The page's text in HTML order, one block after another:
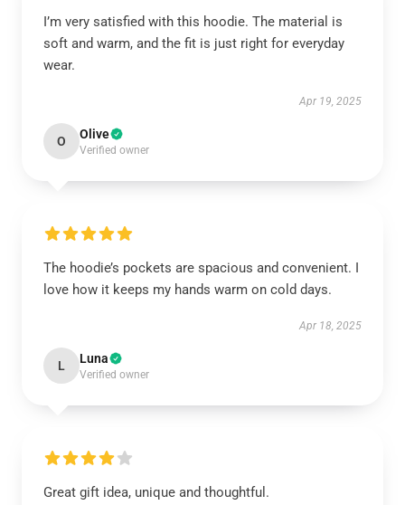
I’m very satisfied with this hoodie. The material is
soft and warm, and the fit is just right for everyday
wear.
Apr 19, 2025
O Olive
Verified owner
The hoodie’s pockets are spacious and convenient. I
love how it keeps my hands warm on cold days.
Apr 18, 2025
L Luna
Verified owner
Great gift idea, unique and thoughtful.